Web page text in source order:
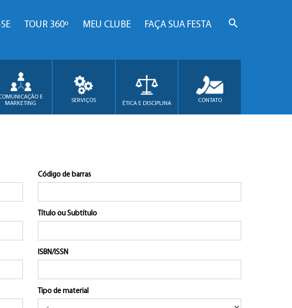
TOUR 360º MEU CLUBE FAÇA SUA FESTA
E
MARKETING
SERVIÇOS ÉTICA E DISCIPLINA CONTATO
Código de barras
Título ou Subtítulo
ISBN/ISSN
Tipo de material